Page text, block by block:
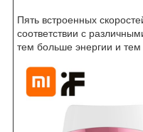
Пять встроенных
соответствии с
тем больше энергии и